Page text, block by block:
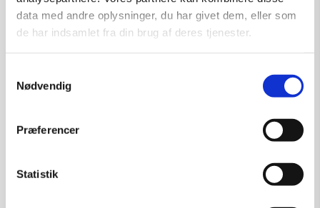
data med andre oplysninger, du har givet dem, eller som
de har indsamlet fra din brug af deres tjenester.
Nødvendig
Præferencer
Statistik
cm